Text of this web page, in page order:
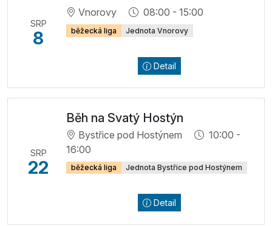
SRP
8
Vnorovy 08:00 - 15:00
běžecká liga Jednota Vnorovy
Detail
SRP
22
Běh na Svatý Hostýn
Bystřice pod Hostýnem
10:00 -
16:00
běžecká liga Jednota Bystřice pod Hostýnem
Detail